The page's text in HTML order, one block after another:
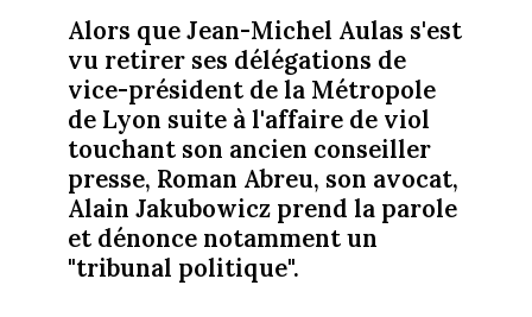
Alors que Jean-Michel Aulas s'est
vu retirer ses délégations de
vice-président de la Métropole
de Lyon suite à l'affaire de viol
touchant son ancien conseiller
presse, Roman Abreu, son avocat,
Alain Jakubowicz prend la parole
et dénonce notamment un
"tribunal politique".